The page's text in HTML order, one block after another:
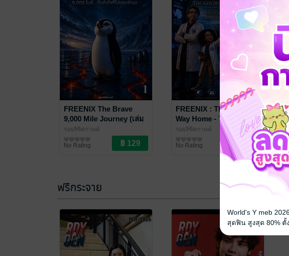
FREENIX The Brave
9,000 Mile Journey (เล่ม
1)
รอยลิขิตกานท์
นิยายผจญภัย/บู๊แอกชัน
No Rating
FREENIX : The Long
Way Home - The Golden
Awakening (เล่ม 4 จบ
รอยลิขิตกานท์
นิยายผจญภัย/บู๊แอกชัน
No Rating
ฟรีกระจาย
World's Y meb
สุดฟิน สูงสุด 80% ตั้